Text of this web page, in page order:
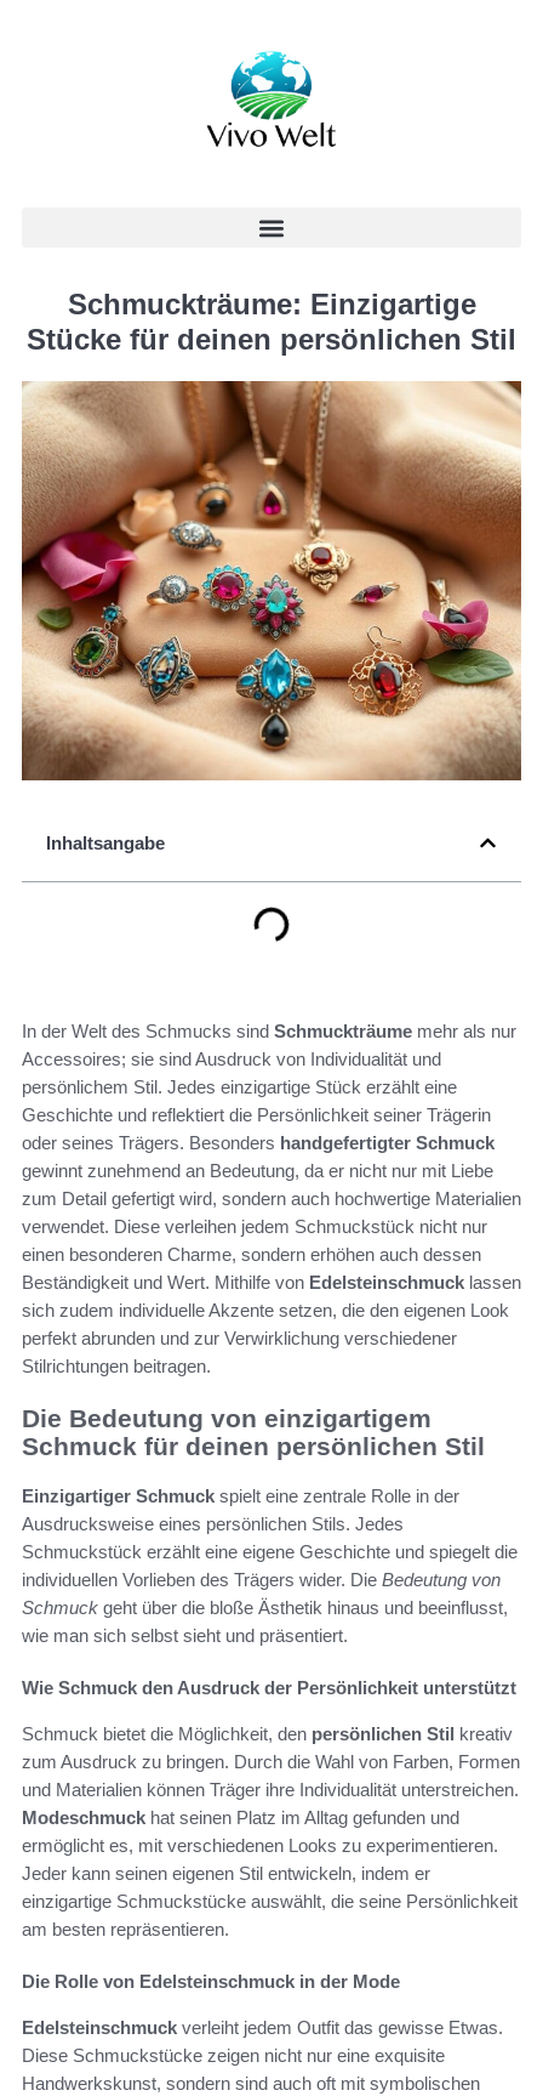
Schmuckträume: Einzigartige
Stücke für deinen persönlichen Stil
Inhaltsangabe
In der Welt des Schmucks sind Schmuckträume mehr als nur
Accessoires; sie sind Ausdruck von Individualität und
persönlichem Stil. Jedes einzigartige Stück erzählt eine
Geschichte und reflektiert die Persönlichkeit seiner Trägerin
oder seines Trägers. Besonders handgefertigter Schmuck
gewinnt zunehmend an Bedeutung, da er nicht nur mit Liebe
zum Detail gefertigt wird, sondern auch hochwertige Materialien
verwendet. Diese verleihen jedem Schmuckstück nicht nur
einen besonderen Charme, sondern erhöhen auch dessen
Beständigkeit und Wert. Mithilfe von Edelsteinschmuck lassen
sich zudem individuelle Akzente setzen, die den eigenen Look
perfekt abrunden und zur Verwirklichung verschiedener
Stilrichtungen beitragen.
Die Bedeutung von einzigartigem
Schmuck für deinen persönlichen Stil
Einzigartiger Schmuck spielt eine zentrale Rolle in der
Ausdrucksweise eines persönlichen Stils. Jedes
Schmuckstück erzählt eine eigene Geschichte und spiegelt die
individuellen Vorlieben des Trägers wider. Die Bedeutung von
Schmuck geht über die bloße Ästhetik hinaus und beeinflusst,
wie man sich selbst sieht und präsentiert.
Wie Schmuck den Ausdruck der Persönlichkeit unterstützt
Schmuck bietet die Möglichkeit, den persönlichen Stil kreativ
zum Ausdruck zu bringen. Durch die Wahl von Farben, Formen
und Materialien können Träger ihre Individualität unterstreichen.
Modeschmuck hat seinen Platz im Alltag gefunden und
ermöglicht es, mit verschiedenen Looks zu experimentieren.
Jeder kann seinen eigenen Stil entwickeln, indem er
einzigartige Schmuckstücke auswählt, die seine Persönlichkeit
am besten repräsentieren.
Die Rolle von Edelsteinschmuck in der Mode
Edelsteinschmuck verleiht jedem Outfit das gewisse Etwas.
Diese Schmuckstücke zeigen nicht nur eine exquisite
Handwerkskunst, sondern sind auch oft mit symbolischen